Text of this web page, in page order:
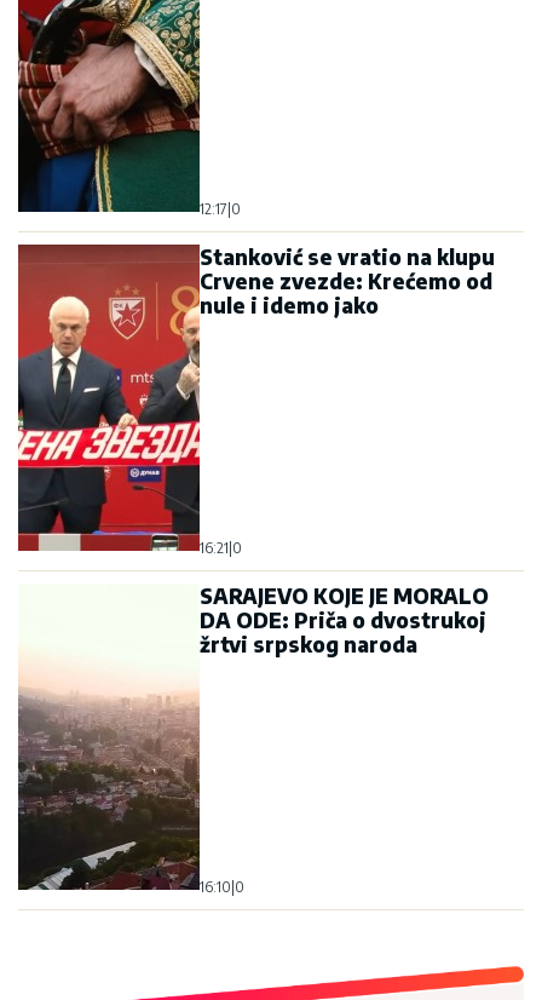
12:17 0
Stanković se vratio na klupu
Crvene zvezde: Krećemo od
nule i idemo jako
16:21 0
SARAJEVO KOJE JE MORALO
DA ODE: Priča o dvostrukoj
žrtvi srpskog naroda
16:10 0